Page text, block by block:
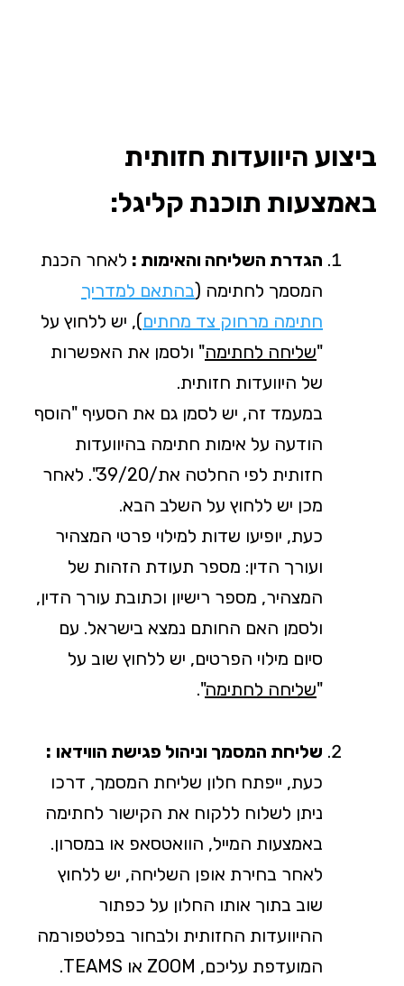
ביצוע היוועדות חזותית
באמצעות תוכנת קליגל:
הגדרת השליחה והאימות : לאחר הכנת
המסמך לחתימה (בהתאם למדריך
חתימה מרחוק צד מחתים), יש ללחוץ על
"שליחה לחתימה" ולסמן את האפשרות
של היוועדות חזותית.
במעמד זה, יש לסמן גם את הסעיף "הוסף
הודעה על אימות חתימה בהיוועדות
חזותית לפי החלטה את/39/20". לאחר
מכן יש ללחוץ על השלב הבא.
כעת, יופיעו שדות למילוי פרטי המצהיר
ועורך הדין: מספר תעודת הזהות של
המצהיר, מספר רישיון וכתובת עורך הדין,
ולסמן האם החותם נמצא בישראל. עם
סיום מילוי הפרטים, יש ללחוץ שוב על
"שליחה לחתימה".
שליחת המסמך וניהול פגישת הווידאו :
כעת, ייפתח חלון שליחת המסמך, דרכו
ניתן לשלוח ללקוח את הקישור לחתימה
באמצעות המייל, הוואטסאפ או במסרון.
לאחר בחירת אופן השליחה, יש ללחוץ
שוב בתוך אותו החלון על כפתור
ההיוועדות החזותית ולבחור בפלטפורמה
המועדפת עליכם, ZOOM או TEAMS.